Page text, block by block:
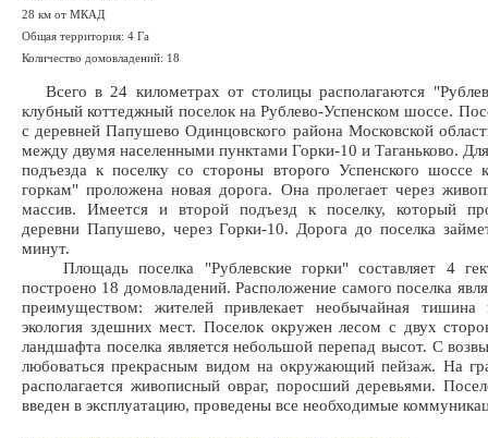
28 км от МКАД
Общая территория: 4 Га
Количество домовладений: 18
Всего в 24 километрах от столицы располагаются
клубный коттеджный поселок на Рублево-Успенском шоссе.
с деревней Папушево Одинцовского района Московской
между двумя населенными пунктами Горки-10 и Таганьково.
подъезда к поселку со стороны второго Успенского шоссе
горкам" проложена новая дорога. Она пролегает через
массив. Имеется и второй подъезд к поселку, который
деревни Папушево, через Горки-10. Дорога до поселка
минут.
Площадь поселка "Рублевские горки" составляет 4
построено 18 домовладений. Расположение самого поселка
преимуществом: жителей привлекает необычайная тишина
экология здешних мест. Поселок окружен лесом с двух
ландшафта поселка является небольшой перепад высот. С
любоваться прекрасным видом на окружающий пейзаж. На
располагается живописный овраг, поросший деревьями.
введен в эксплуатацию, проведены все необходимые